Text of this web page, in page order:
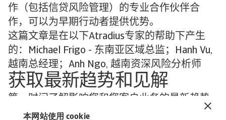
本网站使用 cookie
作（包括信贷风险管理）的专业合作伙伴合
作，可以为早期行动者提供优势。
这篇文章是在以下Atradius专家的帮助下产生
的：Michael Frigo - 东南亚区域总监；Hanh Vu,
越南总经理；Anh Ngo, 越南资深风险分析师
获取最新趋势和见解
第一时间了解影响您和您客户业务的最新趋势
和经济发展。